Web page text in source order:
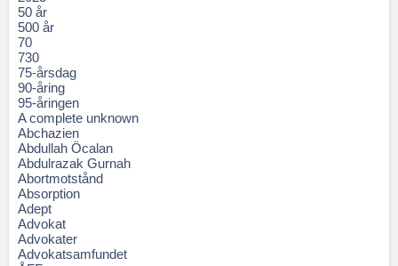
50 år
500 år
70
730
75-årsdag
90-åring
95-åringen
A complete unknown
Abchazien
Abdullah Öcalan
Abdulrazak Gurnah
Abortmotstånd
Absorption
Adept
Advokat
Advokater
Advokatsamfundet